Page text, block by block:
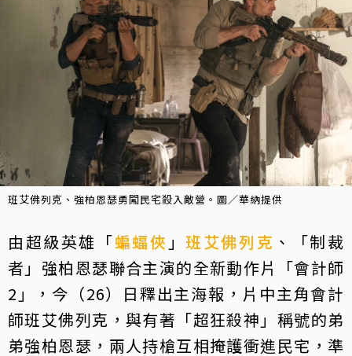
班艾佛列克、強柏恩瑟勇闖民宅殺入敵營。圖／華納提供
由超級英雄「蝙蝠俠 」班艾佛列克 、「制裁
者」強柏恩瑟聯合主演的全新動作片「會計師
2」，今（26）日釋出主海報，片中主角會計
師班艾佛列克，與有著「超狂殺神」稱號的弟
弟強柏恩瑟，兩人持槍互相掩護衝進民宅，準